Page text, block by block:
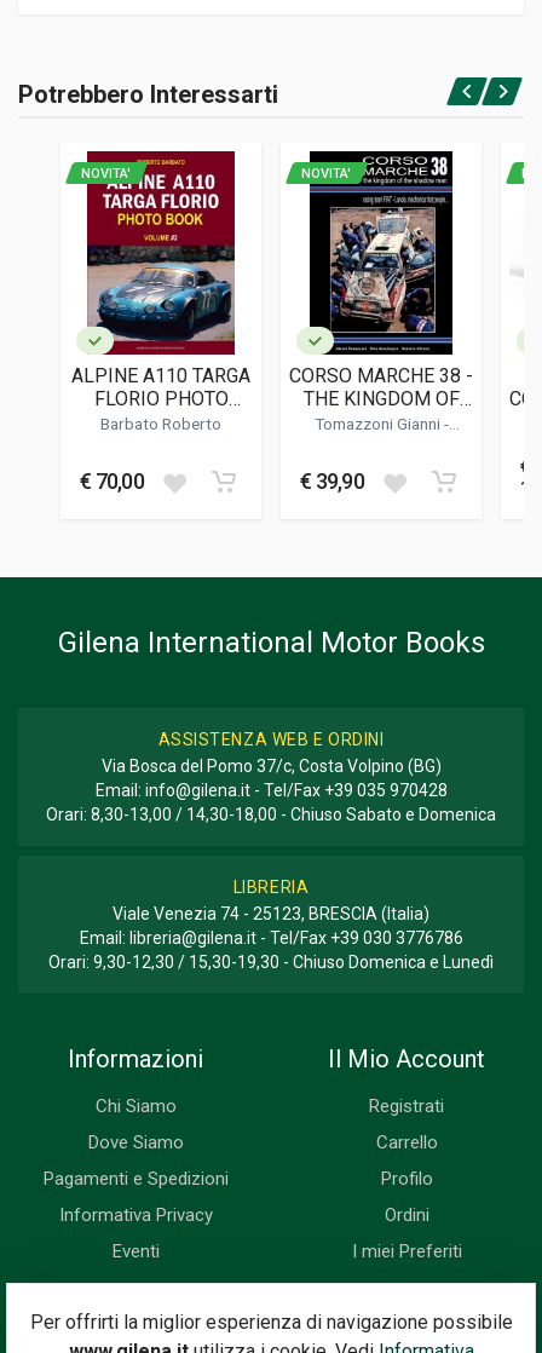
Rilegato
9781399904773
Panda Creative Ltd
LINGUA DEL TESTO
DATA DI STAMPA
23 x 28 x 1,5 cm
Accedi o registrati
Potrebbero Interessarti
NOVITA'
ALPINE A110 TARGA
FLORIO PHOTO
BOOK - VOLUME 2
Barbato Roberto
€ 70,00
NOVITA'
CORSO MARCHE 38 -
THE KINGDOM OF
THE SHADOW MAN
Tomazzoni Gianni-
€ 39,90
€
Per offrirti la miglior esperienza di navigazione possibile
Gilena International Motor Books
ASSISTENZA WEB E ORDINI
Via Bosca del Pomo 37/c, Costa Volpino (BG)
Email: info@gilena.it- Tel/Fax +39 035 970428
Orari: 8,30-13,00 / 14,30-18,00 - Chiuso Sabato e Domenica
LIBRERIA
Viale Venezia 74 - 25123, BRESCIA (Italia)
Email: libreria@gilena.it- Tel/Fax +39 030 3776786
Orari: 9,30-12,30 / 15,30-19,30 - Chiuso Domenica e Lunedì
Informazioni
Chi Siamo
Dove Siamo
Pagamenti e Spedizioni
Informativa Privacy
Eventi
Il Mio Account
Registrati
Carrello
Profilo
Ordini
I miei Preferiti
Newsletter